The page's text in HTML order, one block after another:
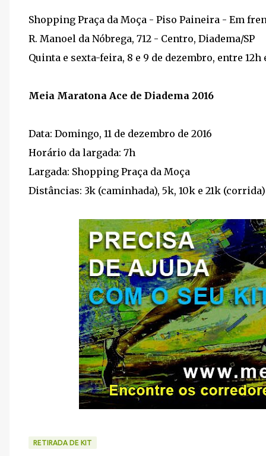
Shopping Praça da Moça - Piso Paineira - Em
R. Manoel da Nóbrega, 712 - Centro, Diadema/SP
Quinta e sexta-feira, 8 e 9 de dezembro, entre 12h
Meia Maratona Ace de Diadema 2016
Data: Domingo, 11 de dezembro de 2016
Horário da largada: 7h
Largada: Shopping Praça da Moça
Distâncias: 3k (caminhada), 5k, 10k e 21k (corrida)
RETIRADA DE KIT